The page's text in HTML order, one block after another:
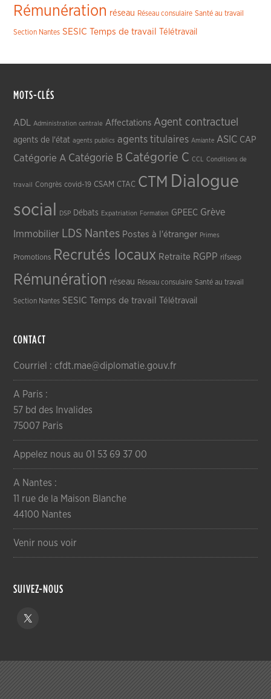
Rémunération réseau Réseau consulaire Santé au travail
Section Nantes SESIC Temps de travail Télétravail
MOTS-CLÉS
ADL Administration centrale Affectations Agent contractuel
agents de l'état agents publics agents titulaires Amiante ASIC CAP
Catégorie A Catégorie B Catégorie C CCL Conditions de
travail Congrès covid-19 CSAM CTAC CTM Dialogue
social
DSP Débats Expatriation Formation GPEEC Grève
Immobilier LDS Nantes Postes à l'étranger Primes
Promotions Recrutés locaux Retraite RGPP rifseep
Rémunération réseau Réseau consulaire Santé au travail
Section Nantes SESIC Temps de travail Télétravail
CONTACT
Courriel : cfdt.mae@diplomatie.gouv.fr
A Paris :
57 bd des Invalides
75007 Paris
Appelez nous au 01 53 69 37 00
A Nantes :
11 rue de la Maison Blanche
44100 Nantes
Venir nous voir
SUIVEZ-NOUS